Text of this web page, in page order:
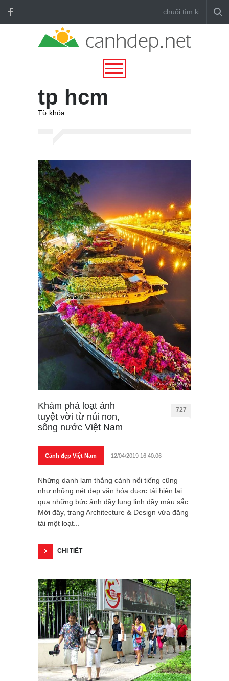
tp hcm
Từ khóa
Khám phá loạt ảnh
tuyệt vời từ núi non,
sông nước Việt Nam
727
Cảnh đẹp Việt Nam 12/04/2019 16:40:06
Những danh lam thắng cảnh nổi tiếng cũng
như những nét đẹp văn hóa được tái hiện lại
qua những bức ảnh đầy lung linh đầy màu sắc.
Mới đây, trang Architecture & Design vừa đăng
tải một loạt...
CHI TIẾT